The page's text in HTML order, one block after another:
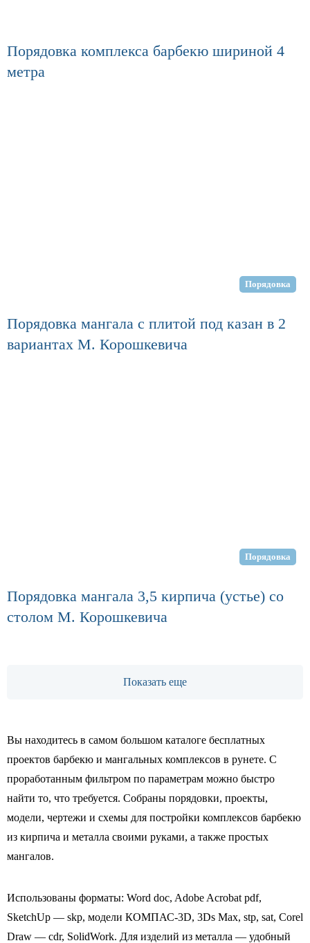
Порядовка комплекса барбекю шириной 4
метра
Порядовка
Порядовка мангала с плитой под казан в 2
вариантах М. Корошкевича
Порядовка
Порядовка мангала 3,5 кирпича (устье) со
столом М. Корошкевича
Показать еще
Вы находитесь в самом большом каталоге бесплатных
проектов барбекю и мангальных комплексов в рунете. С
проработанным фильтром по параметрам можно быстро
найти то, что требуется. Собраны порядовки, проекты,
модели, чертежи и схемы для постройки комплексов барбекю
из кирпича и металла своими руками, а также простых
мангалов.
Использованы форматы: Word doc, Adobe Acrobat pdf,
SketchUp — skp, модели КОМПАС-3D, 3Ds Max, stp, sat, Corel
Draw — cdr, SolidWork. Для изделий из металла — удобный